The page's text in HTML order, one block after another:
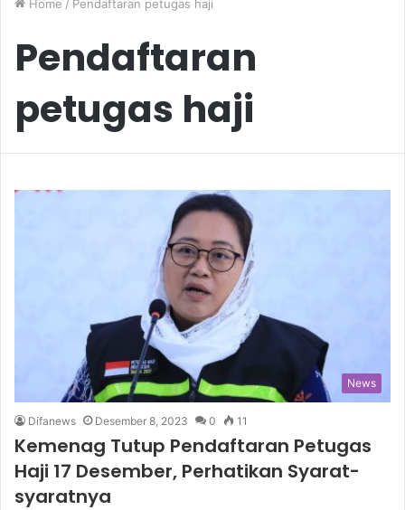
Home / Pendaftaran petugas haji
Pendaftaran
petugas haji
News
Difanews Desember 8, 2023 0 11
Kemenag Tutup Pendaftaran Petugas
Haji 17 Desember, Perhatikan Syarat-
syaratnya